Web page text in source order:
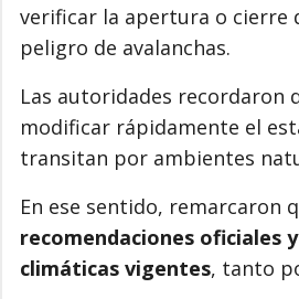
verificar la apertura o cierre
peligro de avalanchas.
Las autoridades recordaron
modificar rápidamente el
transitan por ambientes
En ese sentido, remarcaron
recomendaciones oficiales
climáticas vigentes, tanto